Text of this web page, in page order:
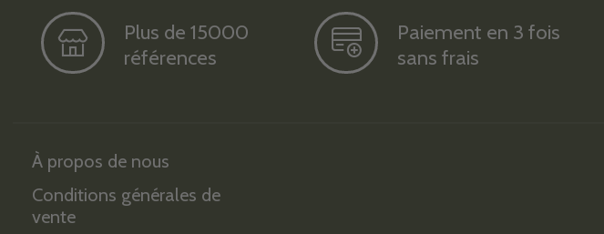
Plus de 15000
références
Paiement en 3 fois
sans frais
À propos de nous
Conditions générales de
vente